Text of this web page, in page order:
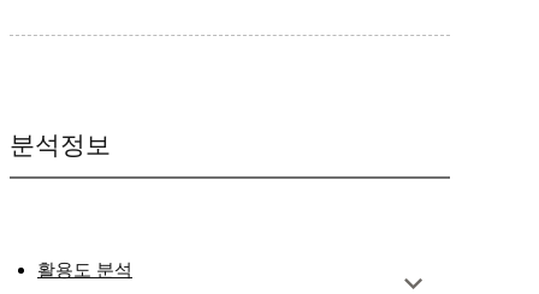
분석정보
활용도 분석